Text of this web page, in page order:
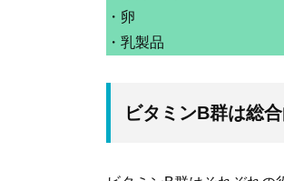
・卵
・乳製品
ビタミンB群は総